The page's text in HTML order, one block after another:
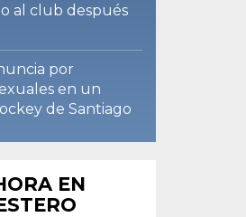
al club después
por
en un
de Santiago
EN